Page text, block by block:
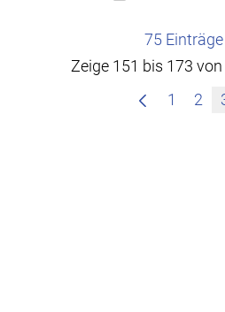
75 Einträge
Zeige 151 bis 173
1
2